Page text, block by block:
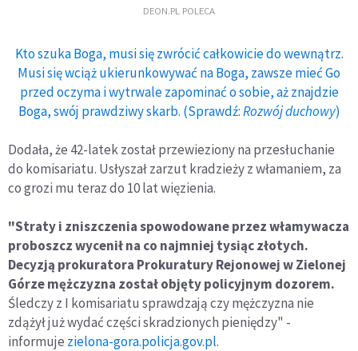
DEON.PL POLECA
Kto szuka Boga, musi się zwrócić całkowicie do wewnątrz.
Musi się wciąż ukierunkowywać na Boga, zawsze mieć Go
przed oczyma i wytrwale zapominać o sobie, aż znajdzie
Boga, swój prawdziwy skarb. (Sprawdź:Rozwój duchowy)
Dodała, że 42-latek został przewieziony na przesłuchanie
do komisariatu. Usłyszał zarzut kradzieży z włamaniem, za
co grozi mu teraz do 10 lat więzienia.
"Straty i zniszczenia spowodowane przez włamywacza
proboszcz wycenił na co najmniej tysiąc złotych.
Decyzją prokuratora Prokuratury Rejonowej w Zielonej
Górze mężczyzna został objęty policyjnym dozorem.
Śledczy z I komisariatu sprawdzają czy mężczyzna nie
zdążył już wydać części skradzionych pieniędzy" -
informuje zielona-gora.policja.gov.pl.